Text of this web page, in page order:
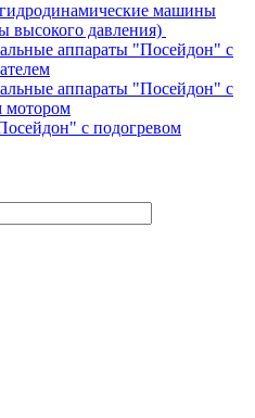
машины
высокого давления)
аппараты "Посейдон" с
аппараты "Посейдон" с
мотором
с подогревом